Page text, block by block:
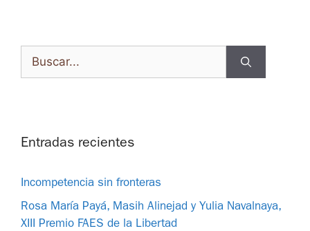
Entradas recientes
Incompetencia sin fronteras
Rosa María Payá, Masih Alinejad y Yulia Navalnaya,
XIII Premio FAES de la Libertad